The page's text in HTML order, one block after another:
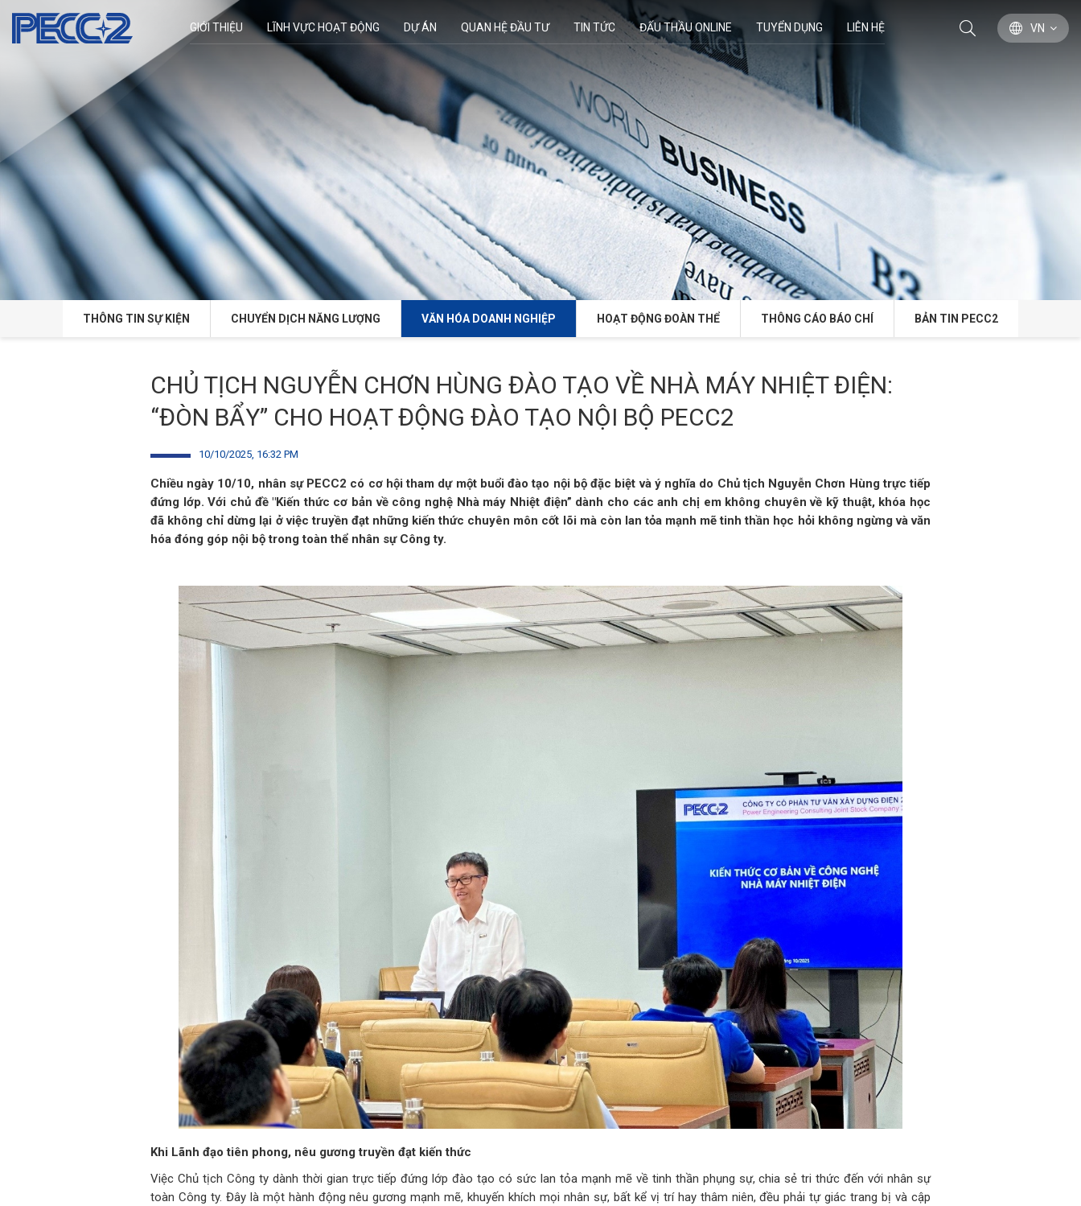
GIỚI THIỆU LĨNH VỰC HOẠT ĐỘNG DỰ ÁN QUAN HỆ ĐẦU TƯ TIN TỨC ĐẤU THẦU ONLINE TUYỂN DỤNG LIÊN HỆ VN
THÔNG TIN SỰ KIỆN CHUYỂN DỊCH NĂNG LƯỢNG VĂN HÓA DOANH NGHIỆP HOẠT ĐỘNG ĐOÀN THỂ THÔNG CÁO BÁO CHÍ BẢN TIN PECC2
CHỦ TỊCH NGUYỄN CHƠN HÙNG ĐÀO TẠO VỀ NHÀ MÁY NHIỆT ĐIỆN:
“ĐÒN BẨY” CHO HOẠT ĐỘNG ĐÀO TẠO NỘI BỘ PECC2
10/10/2025, 16:32 PM
Chiều ngày 10/10, nhân sự PECC2 có cơ hội tham dự một buổi đào tạo nội bộ đặc biệt và ý nghĩa do Chủ tịch Nguyễn Chơn Hùng trực tiếp
đứng lớp. Với chủ đề "Kiến thức cơ bản về công nghệ Nhà máy Nhiệt điện” dành cho các anh chị em không chuyên về kỹ thuật, khóa học
đã không chỉ dừng lại ở việc truyền đạt những kiến thức chuyên môn cốt lõi mà còn lan tỏa mạnh mẽ tinh thần học hỏi không ngừng và văn
hóa đóng góp nội bộ trong toàn thể nhân sự Công ty.
Khi Lãnh đạo tiên phong, nêu gương truyền đạt kiến thức
Việc Chủ tịch Công ty dành thời gian trực tiếp đứng lớp đào tạo có sức lan tỏa mạnh mẽ về tinh thần phụng sự, chia sẻ tri thức đến với nhân sự
toàn Công ty. Đây là một hành động nêu gương mạnh mẽ, khuyến khích mọi nhân sự, bất kể vị trí hay thâm niên, đều phải tự giác trang bị và cập